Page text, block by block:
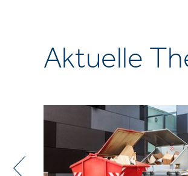
Aktuelle